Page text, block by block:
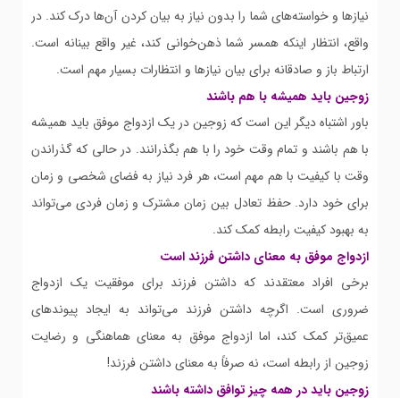
نیازها و خواسته‌های شما را بدون نیاز به بیان کردن آن‌ها درک کند. در
واقع، انتظار اینکه همسر شما ذهن‌خوانی کند، غیر واقع بینانه است.
ارتباط باز و صادقانه برای بیان نیازها و انتظارات بسیار مهم است.
زوجین باید همیشه با هم باشند
باور اشتباه دیگر این است که زوجین در یک ازدواج موفق باید همیشه
با هم باشند و تمام وقت خود را با هم بگذرانند. در حالی که گذراندن
وقت با کیفیت با هم مهم است، هر فرد نیاز به فضای شخصی و زمان
برای خود دارد. حفظ تعادل بین زمان مشترک و زمان فردی می‌تواند
به بهبود کیفیت رابطه کمک کند.
ازدواج موفق به معنای داشتن فرزند است
برخی افراد معتقدند که داشتن فرزند برای موفقیت یک ازدواج
ضروری است. اگرچه داشتن فرزند می‌تواند به ایجاد پیوندهای
عمیق‌تر کمک کند، اما ازدواج موفق به معنای هماهنگی و رضایت
زوجین از رابطه است، نه صرفاً به معنای داشتن فرزند!
زوجین باید در همه چیز توافق داشته باشند